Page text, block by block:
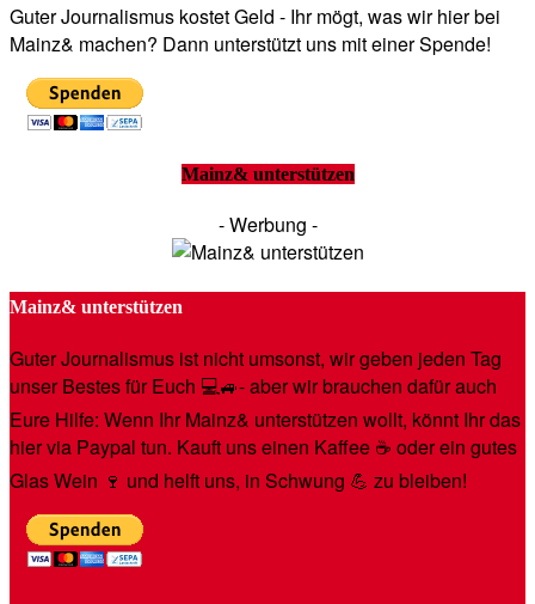
Guter Journalismus kostet Geld - Ihr mögt, was wir hier bei
Mainz& machen? Dann unterstützt uns mit einer Spende!
Mainz& unterstützen
- Werbung -
Mainz& unterstützen
Guter Journalismus ist nicht umsonst, wir geben jeden Tag
unser Bestes für Euch 💻🚙- aber wir brauchen dafür auch
Eure Hilfe: Wenn Ihr Mainz& unterstützen wollt, könnt Ihr das
hier via Paypal tun. Kauft uns einen Kaffee ☕️ oder ein gutes
Glas Wein 🍷 und helft uns, in Schwung 💪 zu bleiben!